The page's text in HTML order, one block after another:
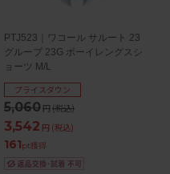
PTJ523｜ワコール サルート 23
グループ 23G ボーイレングスシ
ョーツ M/L
5,060円(税込)
プライスダウン
3,542 円 (税込)
161pt獲得